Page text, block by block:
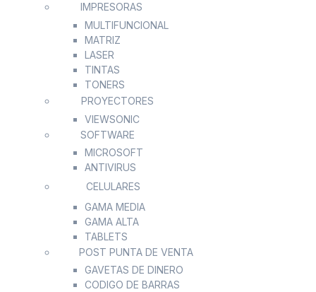
IMPRESORAS
MULTIFUNCIONAL
MATRIZ
LASER
TINTAS
TONERS
PROYECTORES
VIEWSONIC
SOFTWARE
MICROSOFT
ANTIVIRUS
CELULARES
GAMA MEDIA
GAMA ALTA
TABLETS
POST PUNTA DE VENTA
GAVETAS DE DINERO
CODIGO DE BARRAS